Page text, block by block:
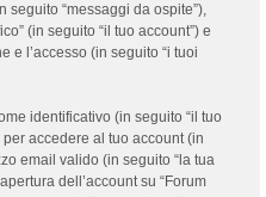
“messaggi da ospite”),
(in seguito “il tuo account”) e
e l’accesso (in seguito “i tuoi
identificativo (in seguito “il tuo
accedere al tuo account (in
email valido (in seguito “la tua
dell’account su “Forum